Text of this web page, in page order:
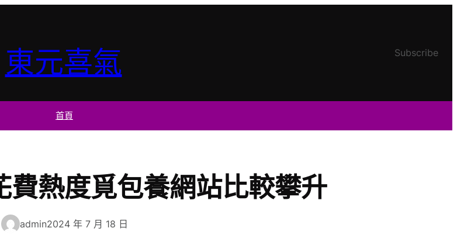
東元喜氣 Subscribe
首頁
費熱度覓包養網站比較攀升
admin2024 年 7 月 18 日